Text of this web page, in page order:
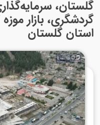
گلستان،
گردشگری، بازار
استان گلستان